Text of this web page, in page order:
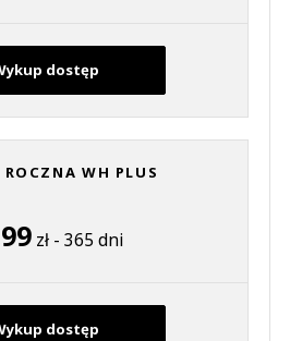
dostęp
ROCZNA WH PLUS
zł - 365 dni
dostęp